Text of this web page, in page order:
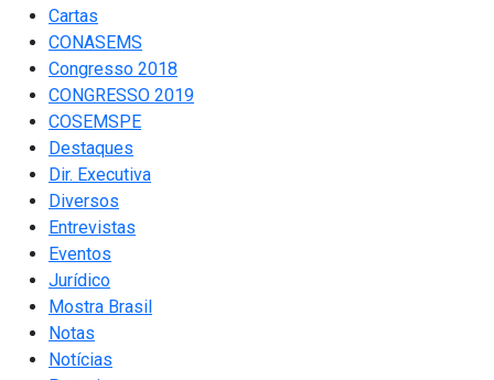
Cartas
CONASEMS
Congresso 2018
CONGRESSO 2019
COSEMSPE
Destaques
Dir. Executiva
Diversos
Entrevistas
Eventos
Jurídico
Mostra Brasil
Notas
Notícias